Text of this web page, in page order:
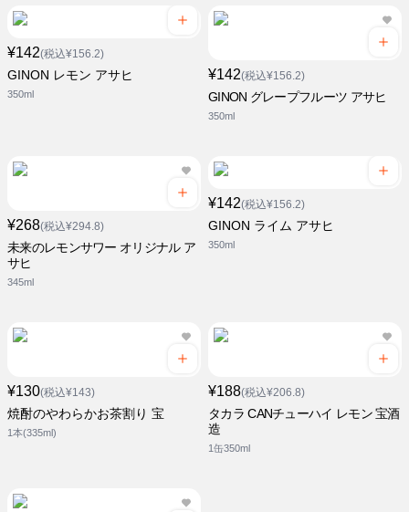
¥142(税込¥156.2)
GINON レモン アサヒ
350ml
¥142(税込¥156.2)
GINON グレープフルーツ アサヒ
350ml
¥268(税込¥294.8)
未来のレモンサワー オリジナル ア
サヒ
345ml
¥142(税込¥156.2)
GINON ライム アサヒ
350ml
¥130(税込¥143)
焼酎のやわらかお茶割り 宝
1本(335ml)
¥188(税込¥206.8)
タカラ CANチューハイ レモン 宝酒
造
1缶350ml